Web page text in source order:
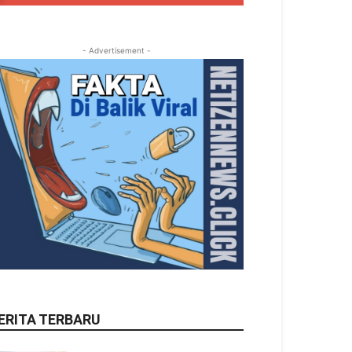
- Advertisement -
TERBARU